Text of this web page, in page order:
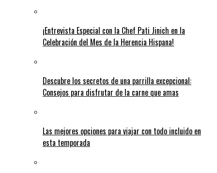
¡Entrevista Especial con la Chef Pati Jinich en la
Celebración del Mes de la Herencia Hispana!
Descubre los secretos de una parrilla excepcional:
Consejos para disfrutar de la carne que amas
Las mejores opciones para viajar con todo incluido en
esta temporada